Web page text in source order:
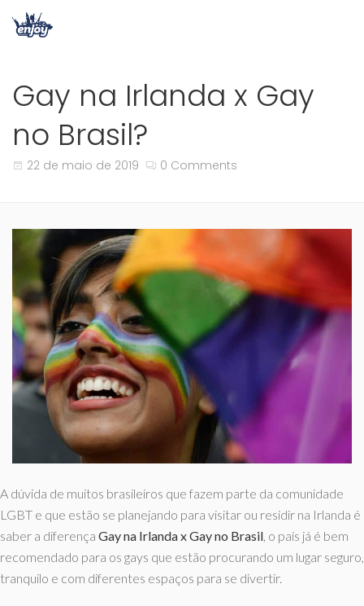
Gay na Irlanda x Gay
no Brasil?
22 de maio de 2019 0 Comments
A dúvida de muitos brasileiros que fazem parte da comunidade
LGBT e que estão se planejando para visitar ou residir na Irlanda é
saber a diferença Gay na Irlanda x Gay no Brasil, o país já é bem
recomendado para os gays que estão procurando um lugar seguro,
tranquilo e com diferentes espaços para se divertir.